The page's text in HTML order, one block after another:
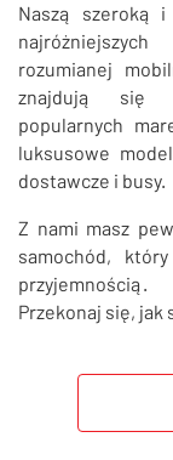
Naszą szeroką
rozumianej
znajdują się
popularnych
luksusowe
dostawcze i busy.
Z nami masz
samochód,
przyjemnością.
Przekonaj się, jak